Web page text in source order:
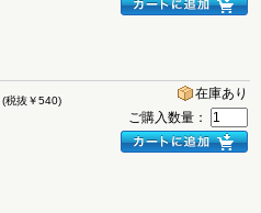
(税抜￥540)
在庫あり
ご購入数量：